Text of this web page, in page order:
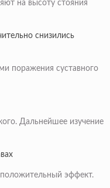
на высоту стояния
снизились
поражения суставного
Дальнейшее изучение
положительный эффект.